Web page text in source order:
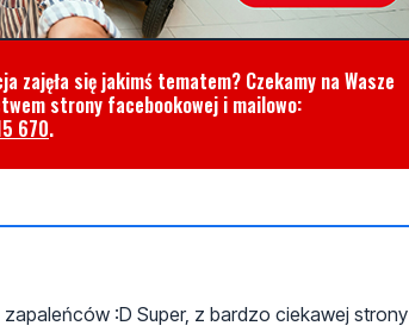
zajęła się jakimś tematem? Czekamy na Wasze
strony facebookowej i mailowo:
670.
:D Super, z bardzo ciekawej strony